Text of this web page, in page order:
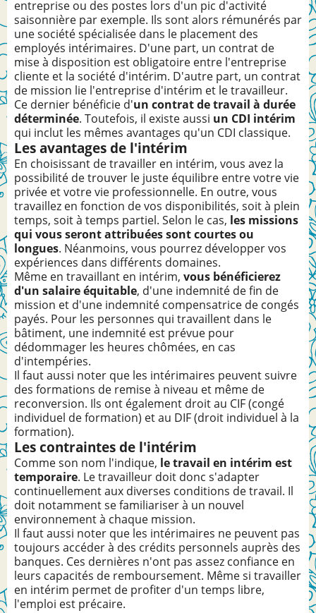
entreprise ou des postes lors d'un pic d'activité
saisonnière par exemple. Ils sont alors rémunérés par
une société spécialisée dans le placement des
employés intérimaires. D'une part, un contrat de
mise à disposition est obligatoire entre l'entreprise
cliente et la société d'intérim. D'autre part, un contrat
de mission lie l'entreprise d'intérim et le travailleur.
Ce dernier bénéficie d'un contrat de travail à durée
déterminée. Toutefois, il existe aussi un CDI intérim
qui inclut les mêmes avantages qu'un CDI classique.
Les avantages de l'intérim
En choisissant de travailler en intérim, vous avez la
possibilité de trouver le juste équilibre entre votre vie
privée et votre vie professionnelle. En outre, vous
travaillez en fonction de vos disponibilités, soit à plein
temps, soit à temps partiel. Selon le cas, les missions
qui vous seront attribuées sont courtes ou
longues. Néanmoins, vous pourrez développer vos
expériences dans différents domaines.
Même en travaillant en intérim, vous bénéficierez
d'un salaire équitable, d'une indemnité de fin de
mission et d'une indemnité compensatrice de congés
payés. Pour les personnes qui travaillent dans le
bâtiment, une indemnité est prévue pour
dédommager les heures chômées, en cas
d'intempéries.
Il faut aussi noter que les intérimaires peuvent suivre
des formations de remise à niveau et même de
reconversion. Ils ont également droit au CIF (congé
individuel de formation) et au DIF (droit individuel à la
formation).
Les contraintes de l'intérim
Comme son nom l'indique, le travail en intérim est
temporaire. Le travailleur doit donc s'adapter
continuellement aux diverses conditions de travail. Il
doit notamment se familiariser à un nouvel
environnement à chaque mission.
Il faut aussi noter que les intérimaires ne peuvent pas
toujours accéder à des crédits personnels auprès des
banques. Ces dernières n'ont pas assez confiance en
leurs capacités de remboursement. Même si travailler
en intérim permet de profiter d'un temps libre,
l'emploi est précaire.